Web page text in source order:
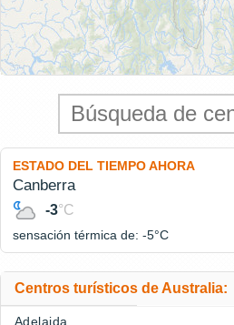
ESTADO DEL TIEMPO AHORA
Canberra
-3°C
sensación térmica de: -5°C
Centros turísticos de Australia:
Adelaida